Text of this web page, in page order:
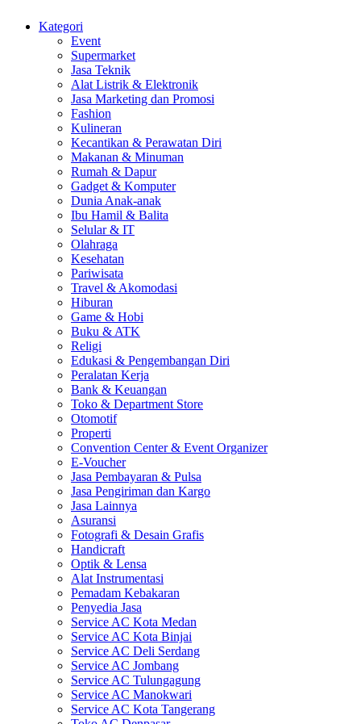
Kategori
Event
Supermarket
Jasa Teknik
Alat Listrik & Elektronik
Jasa Marketing dan Promosi
Fashion
Kulineran
Kecantikan & Perawatan Diri
Makanan & Minuman
Rumah & Dapur
Gadget & Komputer
Dunia Anak-anak
Ibu Hamil & Balita
Selular & IT
Olahraga
Kesehatan
Pariwisata
Travel & Akomodasi
Hiburan
Game & Hobi
Buku & ATK
Religi
Edukasi & Pengembangan Diri
Peralatan Kerja
Bank & Keuangan
Toko & Department Store
Otomotif
Properti
Convention Center & Event Organizer
E-Voucher
Jasa Pembayaran & Pulsa
Jasa Pengiriman dan Kargo
Jasa Lainnya
Asuransi
Fotografi & Desain Grafis
Handicraft
Optik & Lensa
Alat Instrumentasi
Pemadam Kebakaran
Penyedia Jasa
Service AC Kota Medan
Service AC Kota Binjai
Service AC Deli Serdang
Service AC Jombang
Service AC Tulungagung
Service AC Manokwari
Service AC Kota Tangerang